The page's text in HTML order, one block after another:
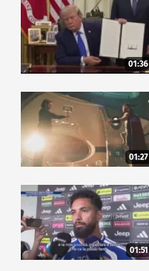
01:36
01:27
01:51